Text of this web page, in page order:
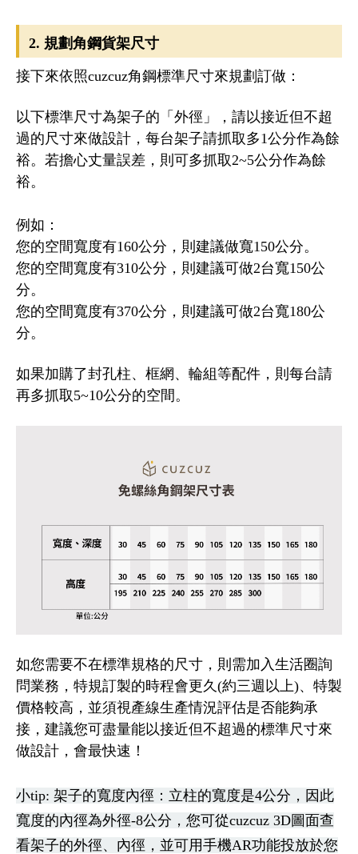
2. 規劃角鋼貨架尺寸
接下來依照cuzcuz角鋼標準尺寸來規劃訂做：
以下標準尺寸為架子的「外徑」，請以接近但不超
過的尺寸來做設計，每台架子請抓取多1公分作為餘
裕。若擔心丈量誤差，則可多抓取2~5公分作為餘
裕。
例如：
您的空間寬度有160公分，則建議做寬150公分。
您的空間寬度有310公分，則建議可做2台寬150公
分。
您的空間寬度有370公分，則建議可做2台寬180公
分。
如果加購了封孔柱、框網、輪組等配件，則每台請
再多抓取5~10公分的空間。
如您需要不在標準規格的尺寸，則需加入生活圈詢
問業務，特規訂製的時程會更久(約三週以上)、特製
價格較高，並須視產線生產情況評估是否能夠承
接，建議您可盡量能以接近但不超過的標準尺寸來
做設計，會最快速！
小tip: 架子的寬度內徑：立柱的寬度是4公分，因此
寬度的內徑為外徑-8公分，您可從cuzcuz 3D圖面查
看架子的外徑、內徑，並可用手機AR功能投放於您